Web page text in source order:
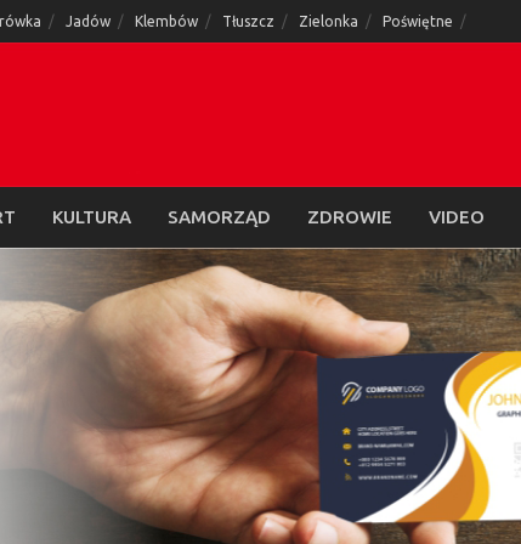
Jadów Klembów Tłuszcz Zielonka Poświętne
KULTURA SAMORZĄD ZDROWIE VIDEO